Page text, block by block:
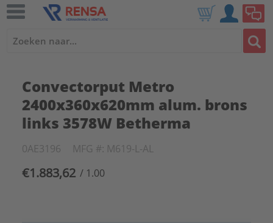
Convectorput Metro
2400x360x620mm alum. brons
links 3578W Betherma
0AE3196 MFG #: M619-L-AL
€1.883,62 / 1.00